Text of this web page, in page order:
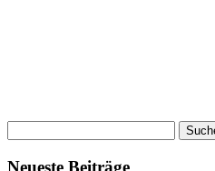
Neueste Beiträge